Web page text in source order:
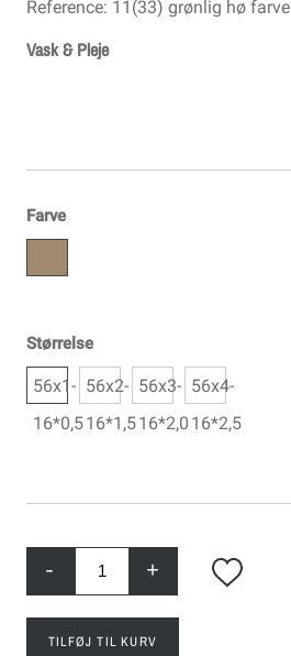
Reference: 11(33) grønlig hø farve
Vask & Pleje
Farve
Størrelse
56x1-
16*0,5
56x2-
16*1,5
56x3-
16*2,0
56x4-
16*2,5
- +
TILFØJ TIL KURV